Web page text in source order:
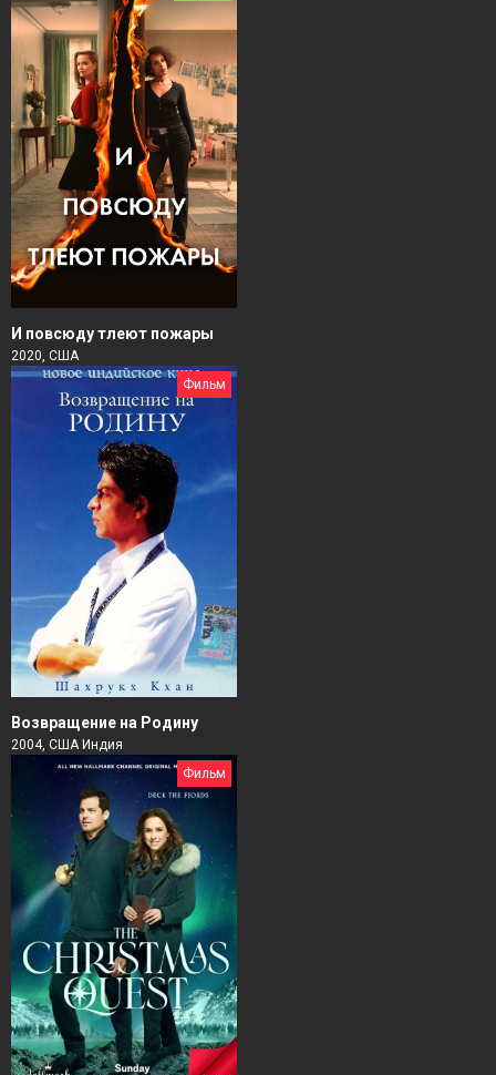
И повсюду тлеют пожары
2020, США
Фильм
Возвращение на Родину
2004, США Индия
Фильм